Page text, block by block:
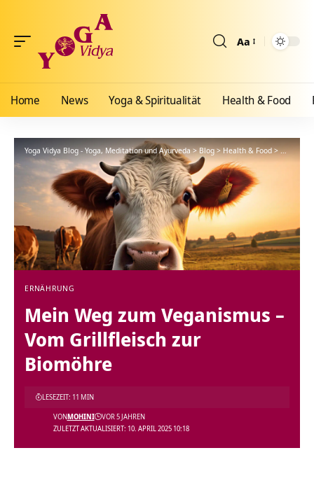
Aa
Home News Yoga & Spiritualität Health & Food
Yoga Vidya Blog - Yoga, Meditation und Ayurveda>Blog>Health & Food>
ERNÄHRUNG
Mein Weg zum Veganismus –
Vom Grillfleisch zur
Biomöhre
ZULETZT AKTUALISIERT: 10. APRIL 2025 10:18
VONMOHINI VOR 5 JAHREN
LESEZEIT: 11 MIN